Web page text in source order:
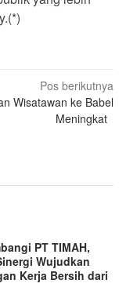
Pos berikutnya
Wisatawan ke Babel
Meningkat
PT TIMAH,
Wujudkan
Kerja Bersih dari